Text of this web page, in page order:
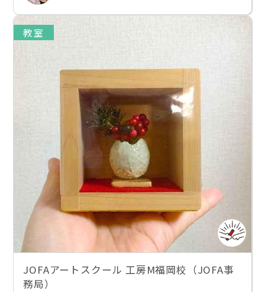
教室
JOFAアートスクール 工房M福岡校（JOFA事
務局）